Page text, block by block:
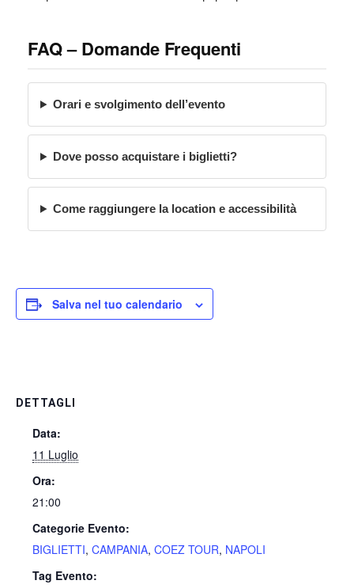
FAQ – Domande Frequenti
Orari e svolgimento dell’evento
Dove posso acquistare i biglietti?
Come raggiungere la location e accessibilità
Salva nel tuo calendario
DETTAGLI
Data:
11 Luglio
Ora:
21:00
Categorie Evento:
BIGLIETTI, CAMPANIA, COEZ TOUR, NAPOLI
Tag Evento: